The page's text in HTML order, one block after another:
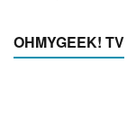
OHMYGEEK! TV